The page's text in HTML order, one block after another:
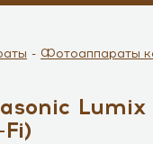
Фотоаппараты
Lumix